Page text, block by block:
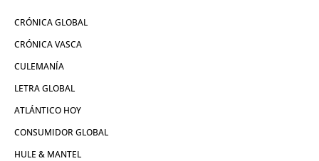
CRÓNICA GLOBAL
CRÓNICA VASCA
CULEMANÍA
LETRA GLOBAL
ATLÁNTICO HOY
CONSUMIDOR GLOBAL
HULE & MANTEL